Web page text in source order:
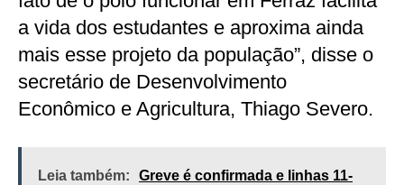
a vida dos estudantes e aproxima ainda
mais esse projeto da população”, disse o
secretário de Desenvolvimento
Econômico e Agricultura, Thiago Severo.
Leia também:
Greve é confirmada e linhas 11-